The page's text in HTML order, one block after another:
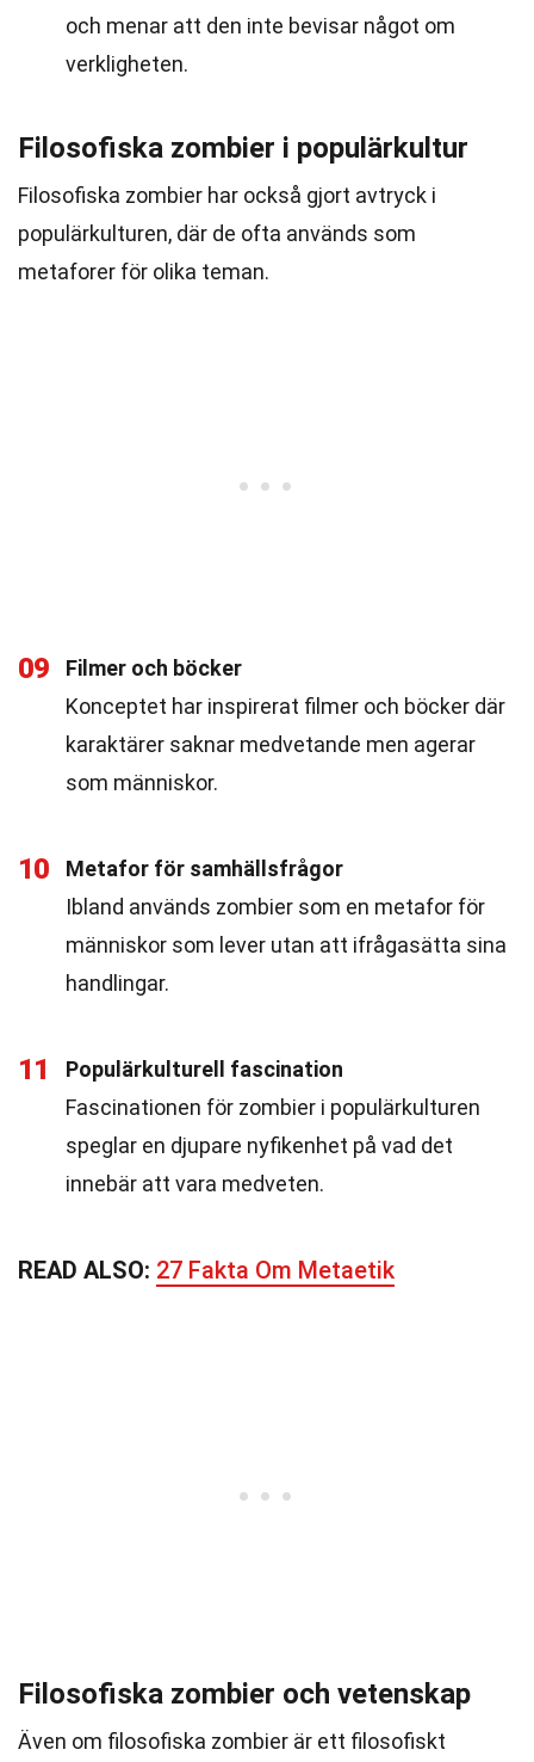
och menar att den inte bevisar något om
verkligheten.
Filosofiska zombier i populärkultur
Filosofiska zombier har också gjort avtryck i
populärkulturen, där de ofta används som
metaforer för olika teman.
09
Filmer och böcker
Konceptet har inspirerat filmer och böcker där
karaktärer saknar medvetande men agerar
som människor.
10
Metafor för samhällsfrågor
Ibland används zombier som en metafor för
människor som lever utan att ifrågasätta sina
handlingar.
11
Populärkulturell fascination
Fascinationen för zombier i populärkulturen
speglar en djupare nyfikenhet på vad det
innebär att vara medveten.
READ ALSO: 27 Fakta Om Metaetik
Filosofiska zombier och vetenskap
Även om filosofiska zombier är ett filosofiskt